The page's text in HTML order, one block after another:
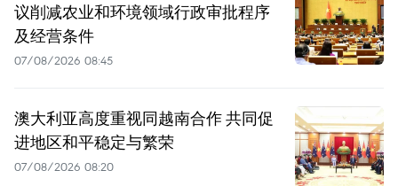
议削减农业和环境领域行政审批程序
及经营条件
07/08/2026 08:45
澳大利亚高度重视同越南合作 共同促
进地区和平稳定与繁荣
07/08/2026 08:20